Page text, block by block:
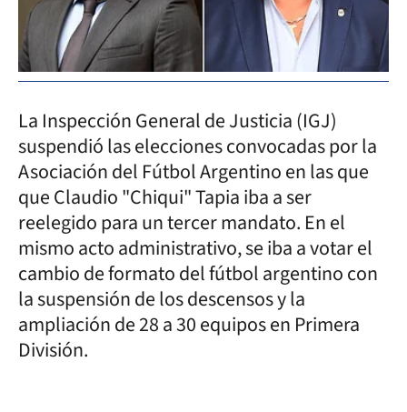
La Inspección General de Justicia (IGJ)
suspendió las elecciones convocadas por la
Asociación del Fútbol Argentino en las que
que Claudio "Chiqui" Tapia iba a ser
reelegido para un tercer mandato. En el
mismo acto administrativo, se iba a votar el
cambio de formato del fútbol argentino con
la suspensión de los descensos y la
ampliación de 28 a 30 equipos en Primera
División.